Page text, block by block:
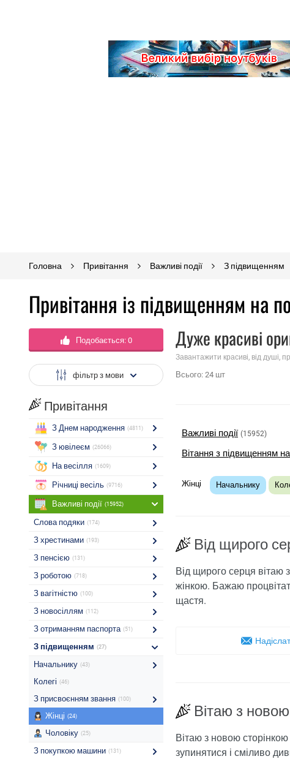
Головна Привітання Важливі події З підвищенням
Привітання із підвищенням на
Подобається: 0
фільтр з мови
Привітання
З Днем народження (4811)
З ювілеєм (26066)
На весілля (1609)
Річниці весіль (9716)
Важливі події (15952)
Слова подяки (174)
З хрестинами (193)
З пенсією (131)
З роботою (718)
З вагітністю (100)
З новосіллям (112)
З отриманням паспорта (51)
З підвищенням (27)
Начальнику (43)
Колегі (46)
З присвоєнням звання (100)
Жінці (24)
Чоловіку (25)
З покупкою машини (131)
Дуже красиві
Завантажити красиві, від душі,
Всього: 24 шт
Важливі події (15952)
Вітання з підвищенням
Жінці Начальнику
Від щирого
Від щирого серця
жінкою. Бажаю
щастя.
Вітаю з
Вітаю з новою
зупинятися і сміливо